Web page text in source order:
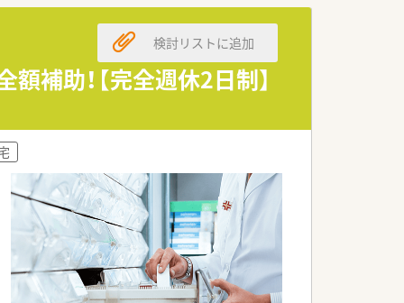
補助！【完全週休2日制】
検討リストに追加